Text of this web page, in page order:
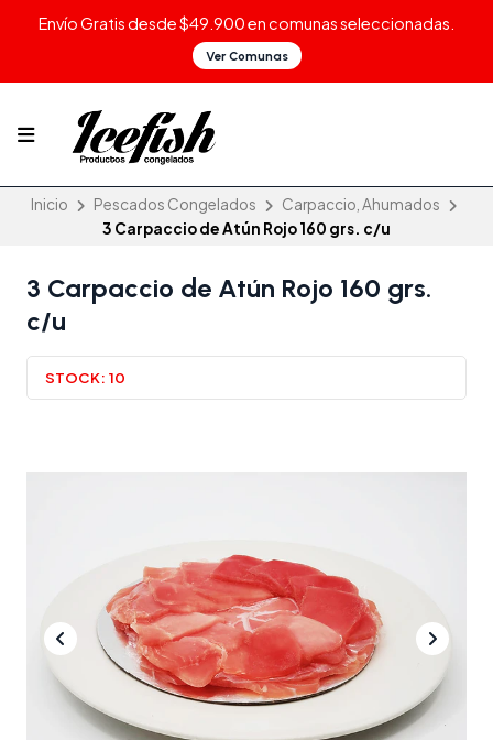
Envío Gratis desde $49.900 en comunas seleccionadas.
Ver Comunas
Inicio Pescados Congelados
Carpaccio, Ahumados
3 Carpaccio de Atún Rojo 160 grs. c/u
3 Carpaccio de Atún Rojo 160 grs.
c/u
STOCK: 10